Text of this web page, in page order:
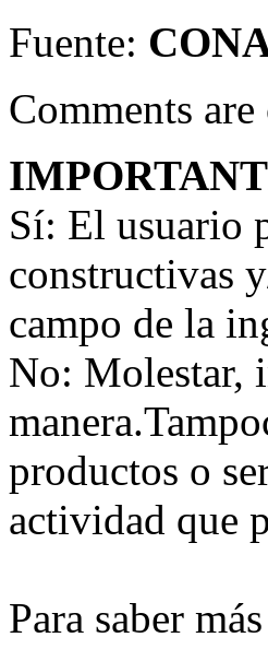
Fuente:
Comments are
Sí: El usuario
constructivas
campo de la
No: Molestar,
productos o
actividad que
Para saber